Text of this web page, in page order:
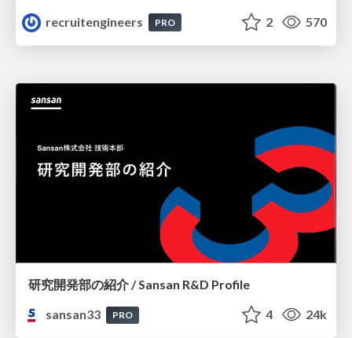
recruitengineers
PRO 2 570
研究開発部の紹介 / Sansan R&D Profile
sansan33
PRO 4 24k